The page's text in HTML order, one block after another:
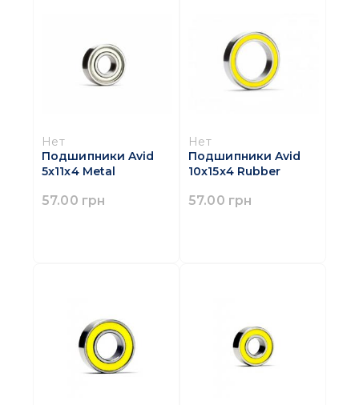
Нет
Подшипники Avid
5x11x4 Metal
57.00 грн
Нет
Подшипники Avid
10x15x4 Rubber
57.00 грн